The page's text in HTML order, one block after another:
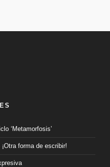
‘Metamorfosis’
forma de escribir!